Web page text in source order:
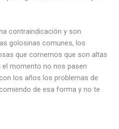
contraindicación y son
golosinas comunes, los
que comemos que son altas
el momento no nos pasen
los años los problemas de
de esa forma y no te